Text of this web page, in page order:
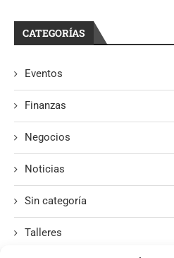
CATEGORÍAS
Eventos
Finanzas
Negocios
Noticias
Sin categoría
Talleres